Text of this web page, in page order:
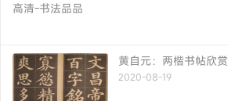
黄自元：两楷书帖欣赏
2020-08-19